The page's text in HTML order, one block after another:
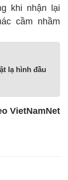
khi nhận lại
cầm nhầm
lạ hình đầu
VietNamNet